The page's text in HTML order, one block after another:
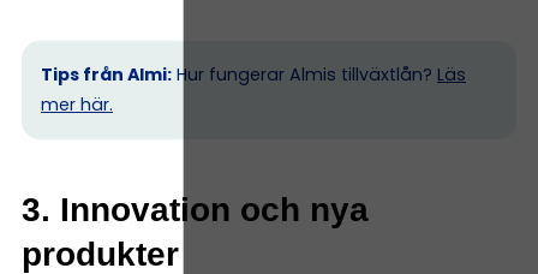
Tips från Almi: Hur fungerar Almis tillväxtlån? Läs
mer här.
3. Innovation och nya
produkter